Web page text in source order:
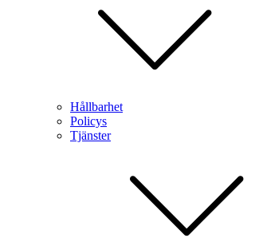
Hållbarhet
Policys
Tjänster